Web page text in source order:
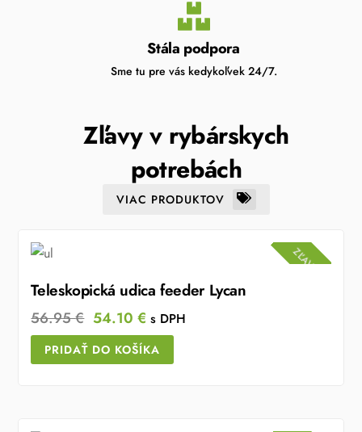
Stála podpora
Sme tu pre vás kedykoľvek 24/7.
Zľavy v rybárskych
potrebách
VIAC PRODUKTOV
ZĽAVA!
Teleskopická udica feeder Lycan
56.95€ Original
price
was:
54.10 €Current
price
is:
s DPH
PRIDAŤ DO KOŠÍKA